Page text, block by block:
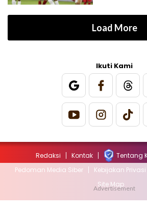
Load More
Ikuti Kami
Redaksi Kontak Tentang
Pedoman Media Siber
Kebijakan Privasi
Site Map